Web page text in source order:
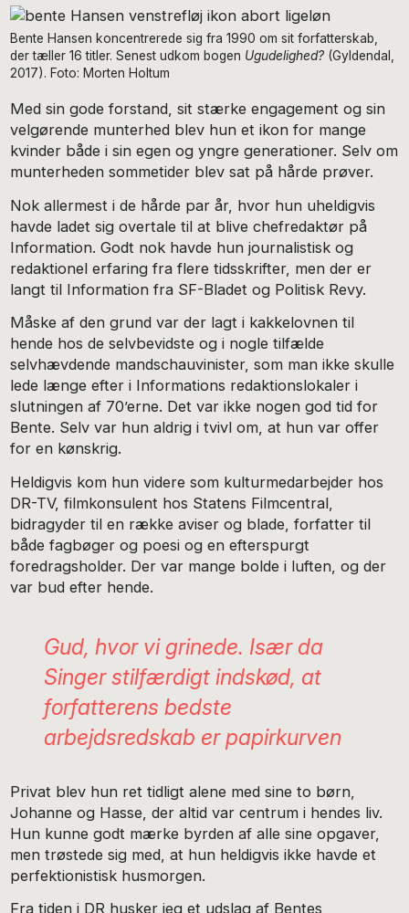
Bente Hansen koncentrerede sig fra 1990 om sit forfatterskab,
der tæller 16 titler. Senest udkom bogen Ugudelighed? (Gyldendal,
2017). Foto: Morten Holtum
Med sin gode forstand, sit stærke engagement og sin
velgørende munterhed blev hun et ikon for mange
kvinder både i sin egen og yngre generationer. Selv om
munterheden sommetider blev sat på hårde prøver.
Nok allermest i de hårde par år, hvor hun uheldigvis
havde ladet sig overtale til at blive chefredaktør på
Information. Godt nok havde hun journalistisk og
redaktionel erfaring fra flere tidsskrifter, men der er
langt til Information fra SF-Bladet og Politisk Revy.
Måske af den grund var der lagt i kakkelovnen til
hende hos de selvbevidste og i nogle tilfælde
selvhævdende mandschauvinister, som man ikke skulle
lede længe efter i Informations redaktionslokaler i
slutningen af 70’erne. Det var ikke nogen god tid for
Bente. Selv var hun aldrig i tvivl om, at hun var offer
for en kønskrig.
Heldigvis kom hun videre som kulturmedarbejder hos
DR-TV, filmkonsulent hos Statens Filmcentral,
bidragyder til en række aviser og blade, forfatter til
både fagbøger og poesi og en efterspurgt
foredragsholder. Der var mange bolde i luften, og der
var bud efter hende.
Gud, hvor vi grinede. Især da
Singer stilfærdigt indskød, at
forfatterens bedste
arbejdsredskab er papirkurven
Privat blev hun ret tidligt alene med sine to børn,
Johanne og Hasse, der altid var centrum i hendes liv.
Hun kunne godt mærke byrden af alle sine opgaver,
men trøstede sig med, at hun heldigvis ikke havde et
perfektionistisk husmorgen.
Fra tiden i DR husker jeg et udslag af Bentes